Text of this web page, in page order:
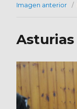
Imagen anterior
Asturias